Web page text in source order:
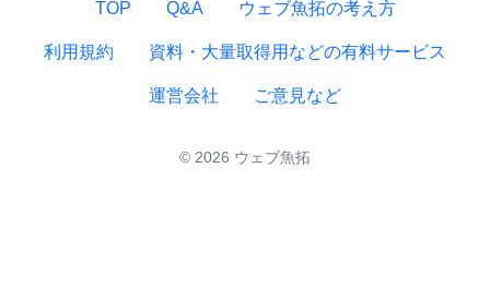
TOP Q&A ウェブ魚拓の考え方
利用規約 資料・大量取得用などの有料サービス
運営会社 ご意見など
© 2026 ウェブ魚拓